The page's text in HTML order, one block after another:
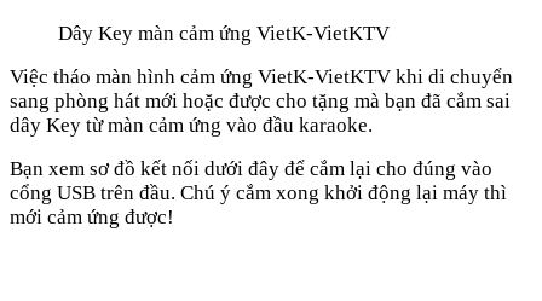
Dây Key màn cảm ứng VietK-VietKTV
Việc tháo màn hình cảm ứng VietK-VietKTV khi di chuyển
sang phòng hát mới hoặc được cho tặng mà bạn đã cắm sai
dây Key từ màn cảm ứng vào đầu karaoke.
Bạn xem sơ đồ kết nối dưới đây để cắm lại cho đúng vào
cổng USB trên đầu. Chú ý cắm xong khởi động lại máy thì
mới cảm ứng được!